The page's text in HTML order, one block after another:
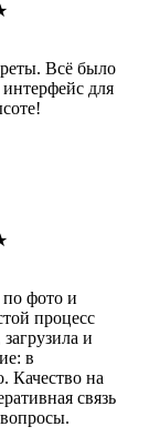
Всё было
для
по фото и
процесс
и
в
Качество на
связь